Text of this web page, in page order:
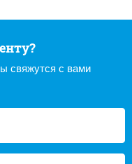
свяжутся с вами